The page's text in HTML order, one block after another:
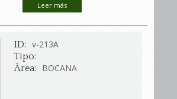
Leer más
ID: v-213A
Tipo:
Área:
BOCANA